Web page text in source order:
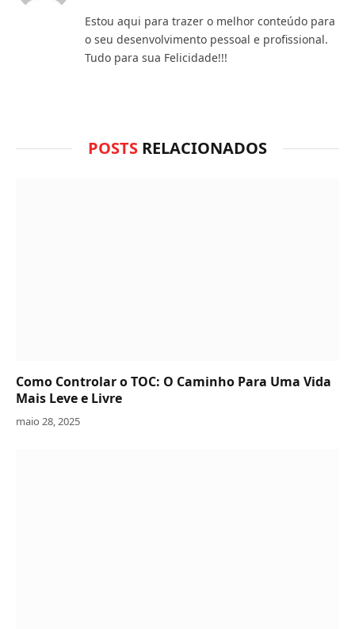
WhatsApp?
Estou aqui para trazer o melhor conteúdo para
o seu desenvolvimento pessoal e profissional.
Tudo para sua Felicidade!!!
POSTS RELACIONADOS
Como Controlar o TOC: O Caminho Para Uma Vida
Mais Leve e Livre
maio 28, 2025